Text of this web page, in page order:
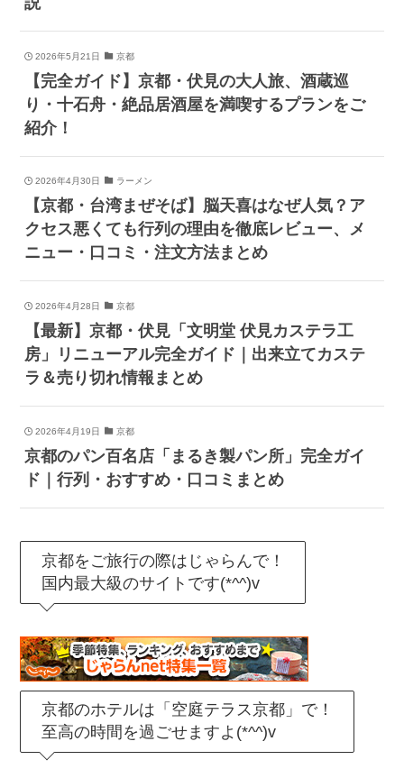
2026年5月21日 京都
【完全ガイド】京都・伏見の大人旅、酒蔵巡
り・十石舟・絶品居酒屋を満喫するプランをご
紹介！
2026年4月30日 ラーメン
【京都・台湾まぜそば】脳天喜はなぜ人気？ア
クセス悪くても行列の理由を徹底レビュー、メ
ニュー・口コミ・注文方法まとめ
2026年4月28日 京都
【最新】京都・伏見「文明堂 伏見カステラ工
房」リニューアル完全ガイド｜出来立てカステ
ラ＆売り切れ情報まとめ
2026年4月19日 京都
京都のパン百名店「まるき製パン所」完全ガイ
ド｜行列・おすすめ・口コミまとめ
京都をご旅行の際はじゃらんで！
国内最大級のサイトです(*^^)v
京都のホテルは「空庭テラス京都」で！
至高の時間を過ごせますよ(*^^)v